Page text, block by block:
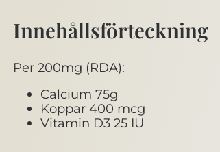
Innehållsförteckning
Per 200mg (RDA):
Calcium 75g
Koppar 400 mcg
Vitamin D3 25 IU